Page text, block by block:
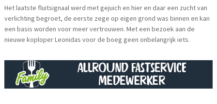
Het laatste fluitsignaal werd met gejuich en hier en daar een zucht van
verlichting begroet, de eerste zege op eigen grond was binnen en kan
een basis worden voor meer vertrouwen. Met een bezoek aan de
nieuwe koploper Leonidas voor de boeg geen onbelangrijk iets.